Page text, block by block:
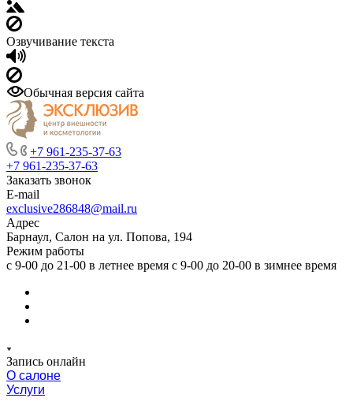
Озвучивание текста
Обычная версия сайта
+7 961-235-37-63
+7 961-235-37-63
Заказать звонок
E-mail
exclusive286848@mail.ru
Адрес
Барнаул, Салон на ул. Попова, 194
Режим работы
с 9-00 до 21-00 в летнее время с 9-00 до 20-00 в зимнее время
Запись онлайн
О салоне
Услуги